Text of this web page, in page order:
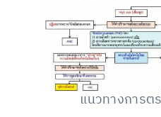
แนวทางการต